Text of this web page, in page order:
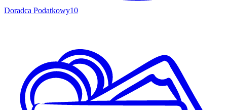
Doradca Podatkowy10